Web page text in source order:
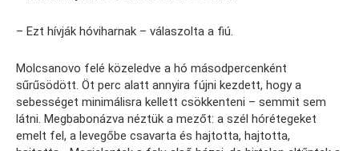
– Ezt hívják hóviharnak – válaszolta a fiú.
Molcsanovo felé közeledve a hó másodpercenként
sűrűsödött. Öt perc alatt annyira fújni kezdett, hogy a
sebességet minimálisra kellett csökkenteni – semmit sem
látni. Megbabonázva néztük a mezőt: a szél hórétegeket
emelt fel, a levegőbe csavarta és hajtotta, hajtotta,